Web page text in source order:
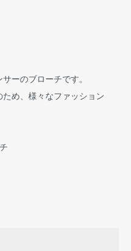
ーのブローチです。
め、様々なファッション